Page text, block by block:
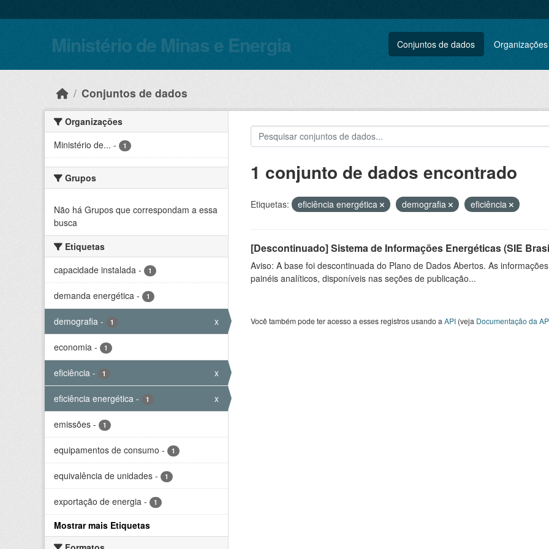
Ministério de Minas e Energia Conjuntos de dados Organizações
Conjuntos de dados
Organizações
Ministério de... - 1
Grupos
Não há Grupos que correspondam a essa
busca
Etiquetas
capacidade instalada - 1
demanda energética - 1
demografia - 1 x
economia - 1
eficiência - 1 x
eficiência energética - 1 x
emissões - 1
equipamentos de consumo - 1
equivalência de unidades - 1
exportação de energia - 1
Mostrar mais Etiquetas
1 conjunto de dados encontrado
Etiquetas: eficiência energética demografia eficiência
[Descontinuado] Sistema de Informações Energéticas (SIE
Aviso: A base foi descontinuada do Plano de Dados Abertos. As
painéis analíticos, disponíveis nas seções de publicação...
Você também pode ter acesso a esses registros usando a API(veja Documentação da